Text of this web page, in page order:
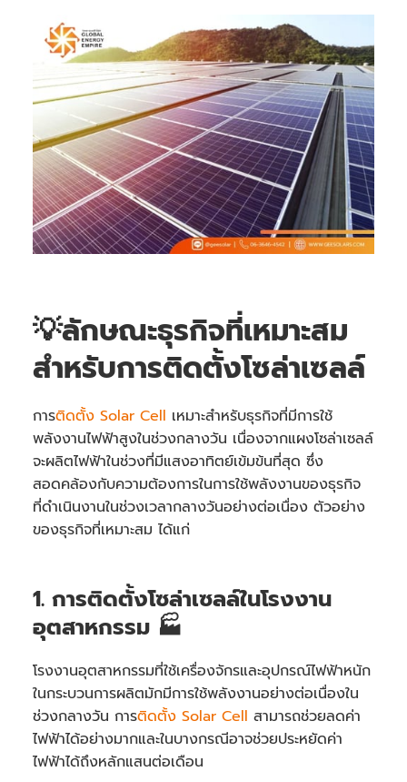
💡ลักษณะธุรกิจที่เหมาะสม
สำหรับการติดตั้งโซล่าเซลล์
การติดตั้ง Solar Cell เหมาะสำหรับธุรกิจที่มีการใช้
พลังงานไฟฟ้าสูงในช่วงกลางวัน เนื่องจากแผงโซล่าเซลล์
จะผลิตไฟฟ้าในช่วงที่มีแสงอาทิตย์เข้มข้นที่สุด ซึ่ง
สอดคล้องกับความต้องการในการใช้พลังงานของธุรกิจ
ที่ดำเนินงานในช่วงเวลากลางวันอย่างต่อเนื่อง ตัวอย่าง
ของธุรกิจที่เหมาะสม ได้แก่
1. การติดตั้งโซล่าเซลล์ในโรงงาน
อุตสาหกรรม 🏭
โรงงานอุตสาหกรรมที่ใช้เครื่องจักรและอุปกรณ์ไฟฟ้าหนัก
ในกระบวนการผลิตมักมีการใช้พลังงานอย่างต่อเนื่องใน
ช่วงกลางวัน การติดตั้ง Solar Cell สามารถช่วยลดค่า
ไฟฟ้าได้อย่างมากและในบางกรณีอาจช่วยประหยัดค่า
ไฟฟ้าได้ถึงหลักแสนต่อเดือน